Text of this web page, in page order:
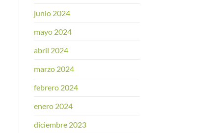
junio 2024
mayo 2024
abril 2024
marzo 2024
febrero 2024
enero 2024
diciembre 2023